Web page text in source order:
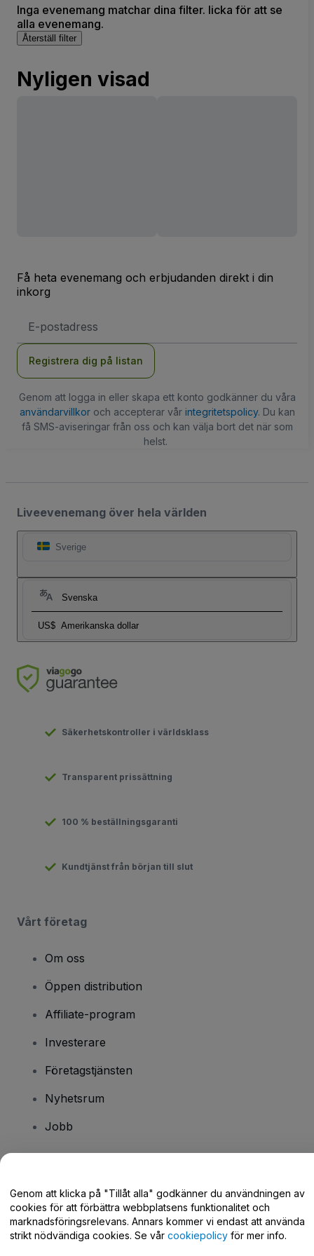
Inga evenemang matchar dina filter. licka för att se
alla evenemang.
Återställ filter
Nyligen visad
Få heta evenemang och erbjudanden direkt i din
inkorg
postadress
Registrera dig på listan
Genom att logga in eller skapa ett konto godkänner du våra
användarvillkoroch accepterar vår integritetspolicy. Du kan
få SMS-aviseringar från oss och kan välja bort det när som
helst.
Liveevenemang över hela världen
Sverige
Svenska
US$ Amerikanska dollar
Säkerhetskontroller i världsklass
Transparent prissättning
100 % beställningsgaranti
Kundtjänst från början till slut
Vårt företag
Om oss
Öppen distribution
Affiliate-program
Investerare
Företagstjänsten
Nyhetsrum
Jobb
Hjälpcenter / Kontakta oss
Genom att klicka på "Tillåt alla" godkänner du användningen av
cookies för att förbättra webbplatsens funktionalitet och
marknadsföringsrelevans. Annars kommer vi endast att använda
strikt nödvändiga cookies. Se vår cookiepolicy för mer info.